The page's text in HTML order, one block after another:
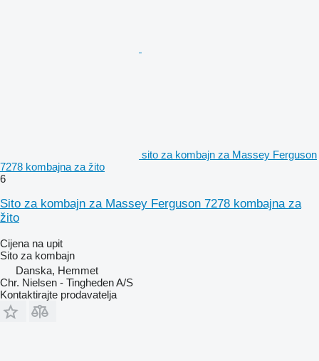
sito za kombajn za Massey Ferguson
7278 kombajna za žito
6
Sito za kombajn za Massey Ferguson 7278 kombajna za
žito
Cijena na upit
Sito za kombajn
Danska, Hemmet
Chr. Nielsen - Tingheden A/S
Kontaktirajte prodavatelja